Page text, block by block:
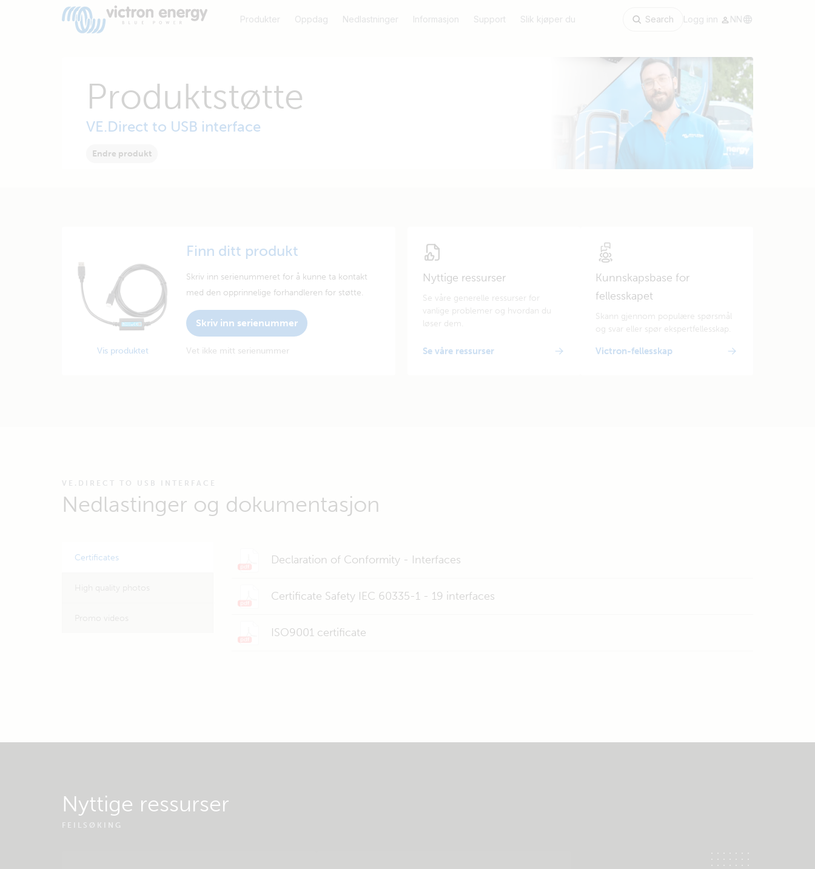
Produkter Oppdag Nedlastninger Informasjon Support Slik kjøper du Search Logg inn NN
Produktstøtte
VE.Direct to USB interface
Endre produkt
Vis produktet
Finn ditt produkt
Skriv inn serienummeret for å kunne ta kontakt
med den opprinnelige forhandleren for støtte.
Skriv inn serienummer
Vet ikke mitt serienummer
Nyttige ressurser
Se våre generelle ressurser for
vanlige problemer og hvordan du
løser dem.
Se våre ressurser
Kunnskapsbase for
fellesskapet
Skann gjennom populære spørsmål
og svar eller spør ekspertfellesskap.
Victron-fellesskap
VE.DIRECT TO USB INTERFACE
Nedlastinger og dokumentasjon
Certificates Declaration of Conformity - Interfaces
Certificate Safety IEC 60335-1 - 19 interfaces
ISO9001 certificate
Nyttige ressurser
FEILSØKING